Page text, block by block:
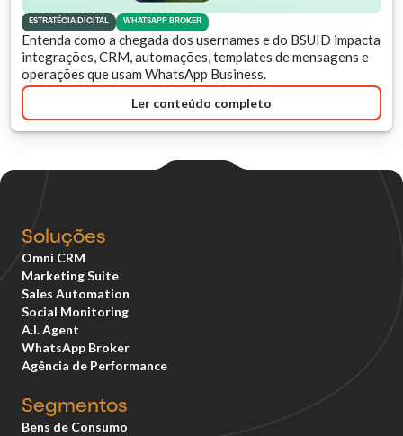
ESTRATÉGIA DIGITAL WHATSAPP BROKER
Entenda como a chegada dos usernames e do BSUID impacta
integrações, CRM, automações, templates de mensagens e
operações que usam WhatsApp Business.
Ler conteúdo completo
Soluções
Omni CRM
Marketing Suite
Sales Automation
Social Monitoring
A.I. Agent
WhatsApp Broker
Agência de Performance
Segmentos
Bens de Consumo